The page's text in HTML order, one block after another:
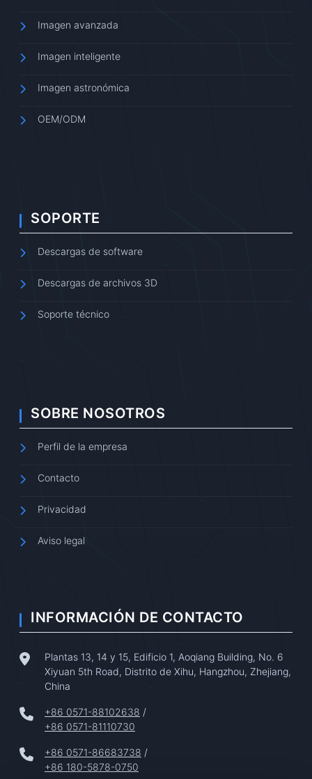
Imagen avanzada
Imagen inteligente
Imagen astronómica
OEM/ODM
SOPORTE
Descargas de software
Descargas de archivos 3D
Soporte técnico
SOBRE NOSOTROS
Perfil de la empresa
Contacto
Privacidad
Aviso legal
INFORMACIÓN DE CONTACTO
Plantas 13, 14 y 15, Edificio 1, Aoqiang Building, No. 6
Xiyuan 5th Road, Distrito de Xihu, Hangzhou, Zhejiang,
China
+86 0571-88102638 /
+86 0571-81110730
+86 0571-86683738 /
+86 180-5878-0750